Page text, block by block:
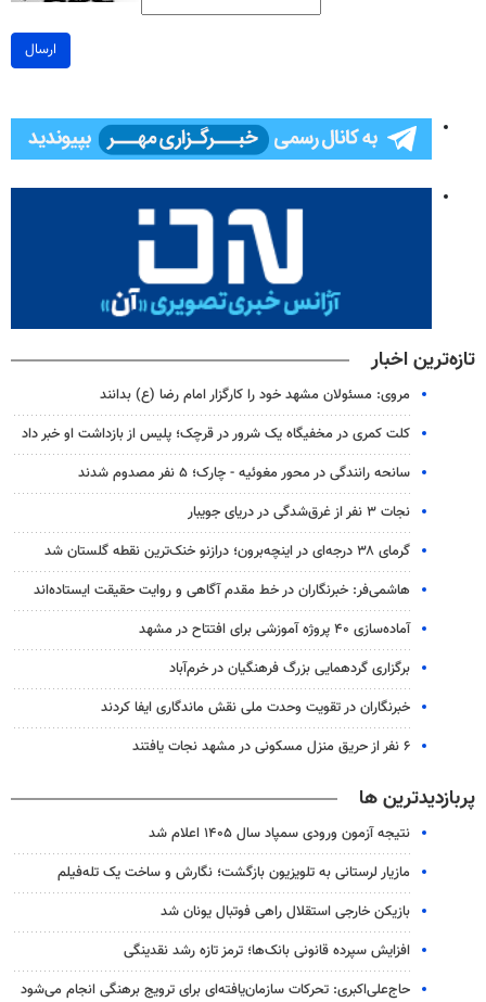
ارسال
تازه‌ترین اخبار
مروی: مسئولان مشهد خود را کارگزار امام رضا (ع) بدانند
کلت کمری در مخفیگاه یک شرور در قرچک؛ پلیس از بازداشت او خبر داد
سانحه رانندگی در محور مغوئیه - چارک؛ ۵ نفر مصدوم شدند
نجات ۳ نفر از غرق‌شدگی در دریای جویبار
گرمای ۳۸ درجه‌ای در اینچه‌برون؛ درازنو خنک‌ترین نقطه گلستان شد
هاشمی‌فر​​​​​​​: خبرنگاران در خط مقدم آگاهی و روایت حقیقت ایستاده‌اند
آماده‌سازی ۴۰ پروژه آموزشی برای افتتاح در مشهد
برگزاری گردهمایی بزرگ فرهنگیان در خرم‌آباد
خبرنگاران در تقویت وحدت ملی نقش ماندگاری ایفا کردند
۶ نفر از حریق منزل مسکونی در مشهد نجات یافتند
پربازدیدترین ها
نتیجه آزمون ورودی سمپاد سال ۱۴۰۵ اعلام شد
مازیار لرستانی به تلویزیون بازگشت؛ نگارش و ساخت یک تله‌فیلم
بازیکن خارجی استقلال راهی فوتبال یونان شد
افزایش سپرده قانونی بانک‌ها؛ ترمز تازه رشد نقدینگی
حاج‌علی‌اکبری: تحرکات سازمان‌یافته‌ای برای ترویج برهنگی انجام می‌شود